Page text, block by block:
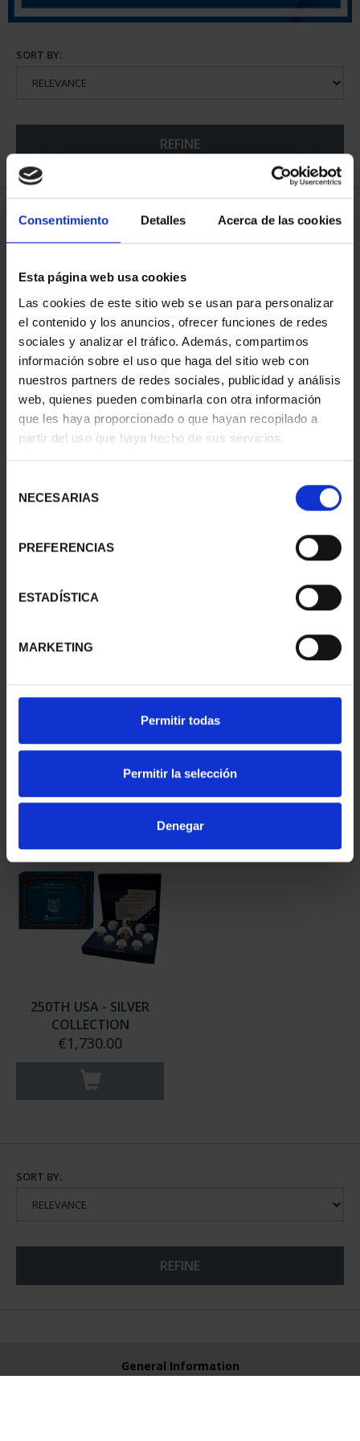
Consentimiento Detalles Acerca de las cookies
Esta página web usa cookies
Las cookies de este sitio web se usan para personalizar
el contenido y los anuncios, ofrecer funciones de redes
sociales y analizar el tráfico. Además, compartimos
información sobre el uso que haga del sitio web con
nuestros partners de redes sociales, publicidad y análisis
web, quienes pueden combinarla con otra información
que les haya proporcionado o que hayan recopilado a
partir del uso que haya hecho de sus servicios.
NECESARIAS
PREFERENCIAS
ESTADÍSTICA
MARKETING
Permitir todas
Permitir la selección
Denegar
SORT BY:
REFINE
5 Products found
13TH IBERIAN-
AMERICAN COLLECTION
€595.00
WORLD HERITAGE
CITIES FULL SET
€1,095.00
250TH USA - FULL
€4,060.00
SPANISH CAPITALS -
€3,796.00
250TH USA - SILVER
COLLECTION
€1,730.00
SORT BY:
REFINE
General Information